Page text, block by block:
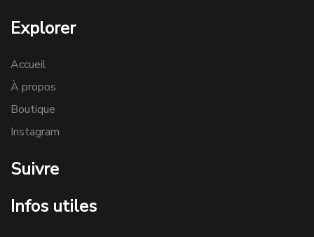
Explorer
Accueil
À propos
Boutique
Instagram
Suivre
Infos utiles